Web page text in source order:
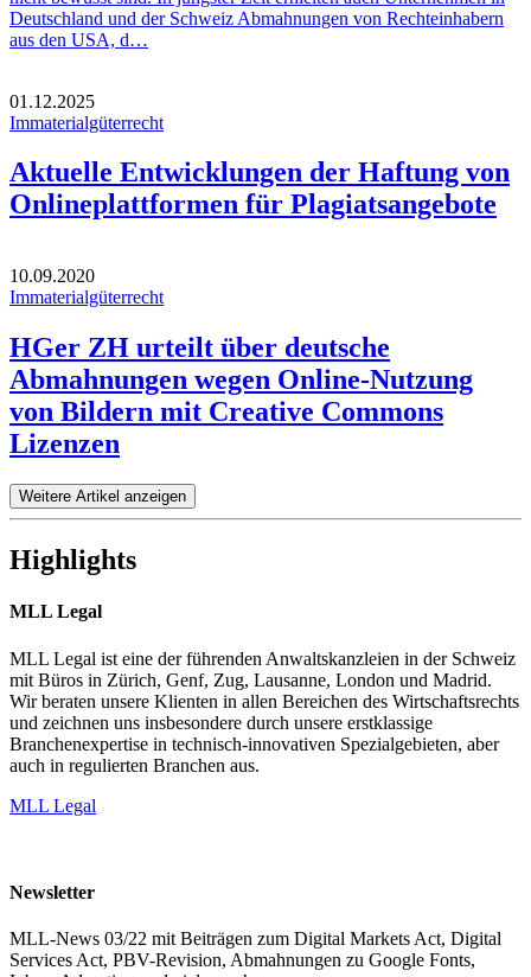
Deutschland und der Schweiz Abmahnungen von Rechteinhabern
aus den USA, d…
01.12.2025
Immaterialgüterrecht
Aktuelle Entwicklungen der Haftung von
Onlineplattformen für Plagiatsangebote
10.09.2020
Immaterialgüterrecht
HGer ZH urteilt über deutsche
Abmahnungen wegen Online-Nutzung
von Bildern mit Creative Commons
Lizenzen
Weitere Artikel anzeigen
Highlights
MLL Legal
MLL Legal ist eine der führenden Anwaltskanzleien in der Schweiz
mit Büros in Zürich, Genf, Zug, Lausanne, London und Madrid.
Wir beraten unsere Klienten in allen Bereichen des Wirtschaftsrechts
und zeichnen uns insbesondere durch unsere erstklassige
Branchenexpertise in technisch-innovativen Spezialgebieten, aber
auch in regulierten Branchen aus.
MLL Legal
Newsletter
MLL-News 03/22 mit Beiträgen zum Digital Markets Act, Digital
Services Act, PBV-Revision, Abmahnungen zu Google Fonts,